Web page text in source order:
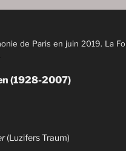
de Paris en juin 2019. La
(1928-2007)
(Luzifers Traum)